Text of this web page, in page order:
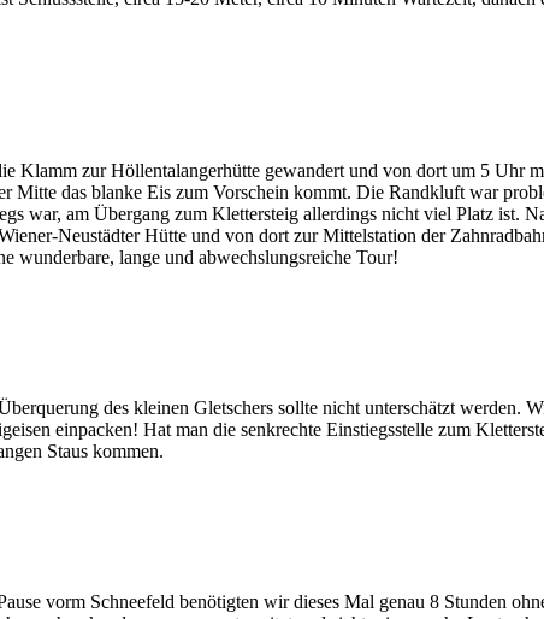
Klamm zur Höllentalangerhütte gewandert und von dort um 5 Uhr
das blanke Eis zum Vorschein kommt. Die Randkluft war
war, am Übergang zum Klettersteig allerdings nicht viel Platz ist.
Neustädter Hütte und von dort zur Mittelstation der
wunderbare, lange und abwechslungsreiche Tour!
des kleinen Gletschers sollte nicht unterschätzt werden.
einpacken! Hat man die senkrechte Einstiegsstelle zum
Staus kommen.
vorm Schneefeld benötigten wir dieses Mal genau 8 Stunden